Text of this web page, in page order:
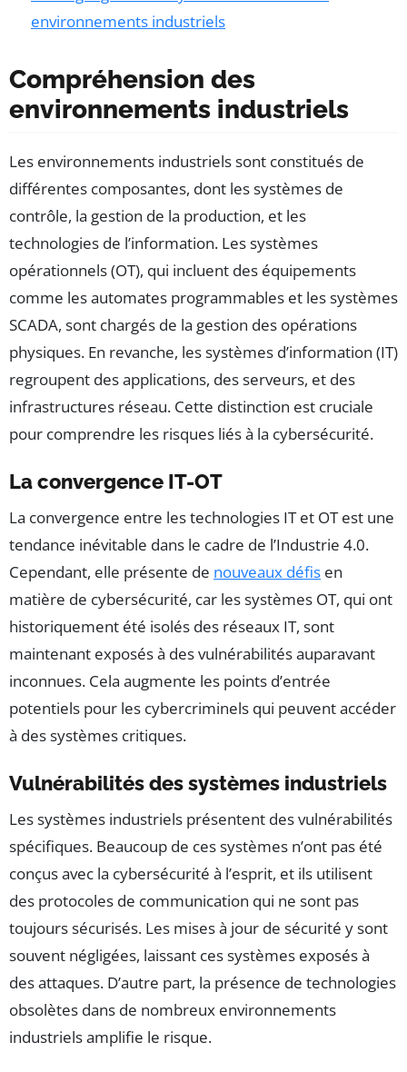
environnements industriels
Compréhension des
environnements industriels
Les environnements industriels sont constitués de
différentes composantes, dont les systèmes de
contrôle, la gestion de la production, et les
technologies de l’information. Les systèmes
opérationnels (OT), qui incluent des équipements
comme les automates programmables et les systèmes
SCADA, sont chargés de la gestion des opérations
physiques. En revanche, les systèmes d’information (IT)
regroupent des applications, des serveurs, et des
infrastructures réseau. Cette distinction est cruciale
pour comprendre les risques liés à la cybersécurité.
La convergence IT-OT
La convergence entre les technologies IT et OT est une
tendance inévitable dans le cadre de l’Industrie 4.0.
Cependant, elle présente de nouveaux défis en
matière de cybersécurité, car les systèmes OT, qui ont
historiquement été isolés des réseaux IT, sont
maintenant exposés à des vulnérabilités auparavant
inconnues. Cela augmente les points d’entrée
potentiels pour les cybercriminels qui peuvent accéder
à des systèmes critiques.
Vulnérabilités des systèmes industriels
Les systèmes industriels présentent des vulnérabilités
spécifiques. Beaucoup de ces systèmes n’ont pas été
conçus avec la cybersécurité à l’esprit, et ils utilisent
des protocoles de communication qui ne sont pas
toujours sécurisés. Les mises à jour de sécurité y sont
souvent négligées, laissant ces systèmes exposés à
des attaques. D’autre part, la présence de technologies
obsolètes dans de nombreux environnements
industriels amplifie le risque.